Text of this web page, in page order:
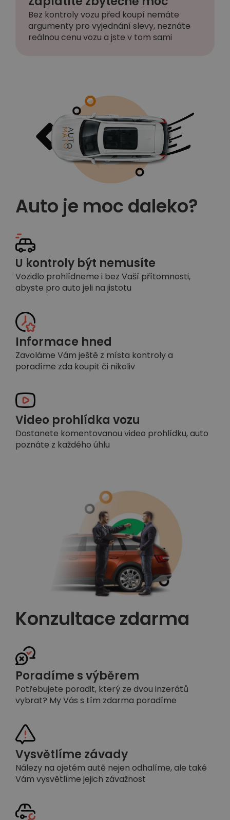
Bez kontroly vozu před koupí nemáte
argumenty pro vyjednání slevy, neznáte
reálnou cenu vozu a jste v tom sami
Auto je moc daleko?
U kontroly být nemusíte
Vozidlo prohlídneme i bez Vaší přítomnosti,
abyste pro auto jeli na jistotu
Informace hned
Zavoláme Vám ještě z místa kontroly a
poradíme zda koupit či nikoliv
Video prohlídka vozu
Dostanete komentovanou video prohlídku, auto
poznáte z každého úhlu
Konzultace zdarma
Poradíme s výběrem
Potřebujete poradit, který ze dvou inzerátů
vybrat? My Vás s tím zdarma poradíme
Vysvětlíme závady
Nálezy na ojetém autě nejen odhalíme, ale také
Vám vysvětlíme jejich závažnost